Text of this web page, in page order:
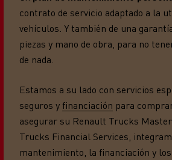
contrato de servicio adaptado a la
vehículos. Y también de una
piezas y mano de obra, para no
de nada.
Estamos a su lado con servicios
seguros y financiación para
asegurar su Renault Trucks
Trucks Financial Services,
mantenimiento, la financiación y